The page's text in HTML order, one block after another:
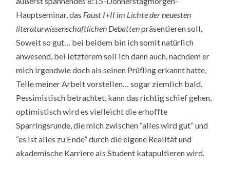
Hauptseminar, das Faust I+II im Lichte der neuesten
literaturwissenschaftlichen Debattenpräsentieren soll.
Soweit so gut… bei beidem bin ich somit natürlich
anwesend, bei letzterem soll ich dann auch, nachdem er
mich irgendwie doch als seinen Prüfling erkannt hatte,
Teile meiner Arbeit vorstellen… sogar ziemlich bald.
Pessimistisch betrachtet, kann das richtig schief gehen,
optimistisch wird es vielleicht die erhoffte
Sparringsrunde, die mich zwischen “alles wird gut” und
“es ist alles zu Ende” durch die eigene Realität und
akademische Karriere als Student katapultieren wird.